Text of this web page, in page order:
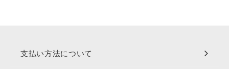
支払い方法について